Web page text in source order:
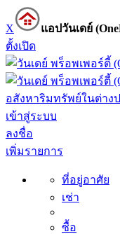
X แอปวันเดย์
ตั้งเปิด
อสังหาริมทรัพย์ในต่าง
เข้าสู่ระบบ
ลงชื่อ
เพิ่มรายการ
ที่อยู่อาศัย
เช่า
ซื้อ